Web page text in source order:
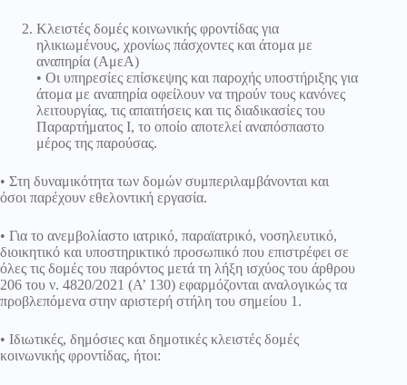
Κλειστές δομές κοινωνικής φροντίδας για
ηλικιωμένους, χρονίως πάσχοντες και άτομα με
αναπηρία (ΑμεΑ)
• Οι υπηρεσίες επίσκεψης και παροχής υποστήριξης για
άτομα με αναπηρία οφείλουν να τηρούν τους κανόνες
λειτουργίας, τις απαιτήσεις και τις διαδικασίες του
Παραρτήματος Ι, το οποίο αποτελεί αναπόσπαστο
μέρος της παρούσας.
• Στη δυναμικότητα των δομών συμπεριλαμβάνονται και
όσοι παρέχουν εθελοντική εργασία.
• Για το ανεμβολίαστο ιατρικό, παραϊατρικό, νοσηλευτικό,
διοικητικό και υποστηρικτικό προσωπικό που επιστρέφει σε
όλες τις δομές του παρόντος μετά τη λήξη ισχύος του άρθρου
206 του ν. 4820/2021 (Α’ 130) εφαρμόζονται αναλογικώς τα
προβλεπόμενα στην αριστερή στήλη του σημείου 1.
• Ιδιωτικές, δημόσιες και δημοτικές κλειστές δομές
κοινωνικής φροντίδας, ήτοι: